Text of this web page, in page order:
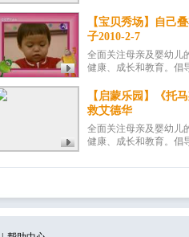
【宝贝秀场】自己
子2010-2-7
全面关注母亲及婴幼儿
健康、成长和教育。倡
【启蒙乐园】《托
救艾德华
全面关注母亲及婴幼儿
健康、成长和教育。倡